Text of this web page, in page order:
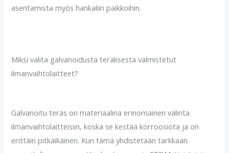
asentamista myös hankaliin paikkoihin.
Miksi valita galvanoidusta teräksestä valmistetut
ilmanvaihtolaitteet?
Galvanoitu teräs on materiaalina erinomainen valinta
ilmanvaihtolaitteisiin, koska se kestää korroosiota ja on
erittäin pitkäikäinen. Kun tämä yhdistetään tarkkaan